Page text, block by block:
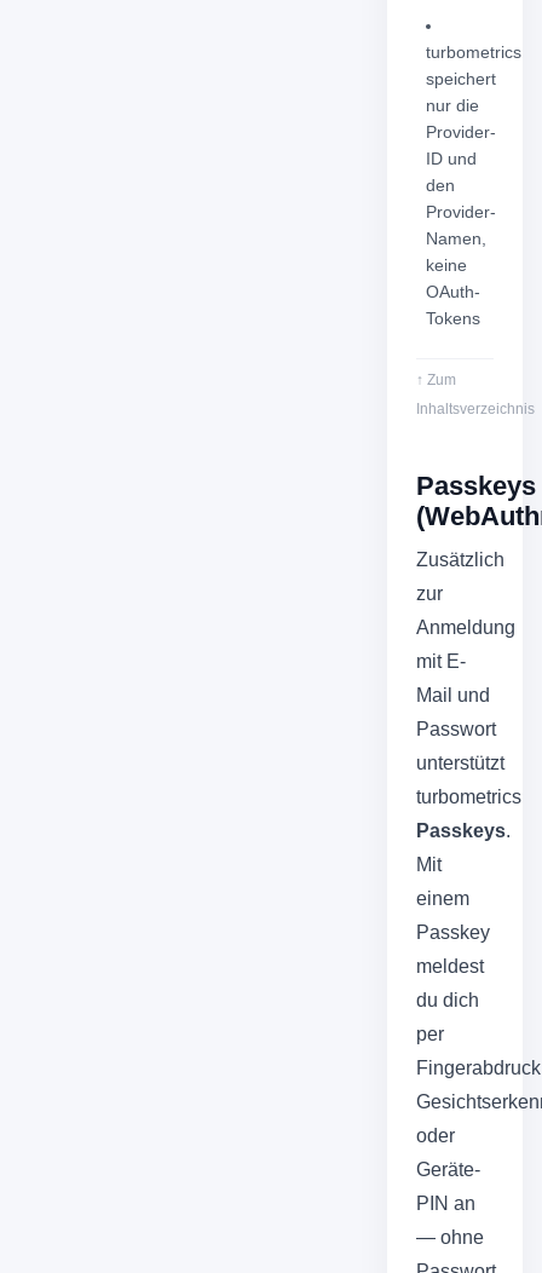
turbometrics
speichert
nur die
Provider-
ID und
den
Provider-
Namen,
keine
OAuth-
Tokens
↑ Zum
Inhaltsverzeichnis
Passkeys
Zusätzlich
zur
Anmeldung
mit E-
Mail und
Passwort
unterstützt
turbometrics
Passkeys.
Mit
einem
Passkey
meldest
du dich
per
oder
Geräte-
PIN an
— ohne